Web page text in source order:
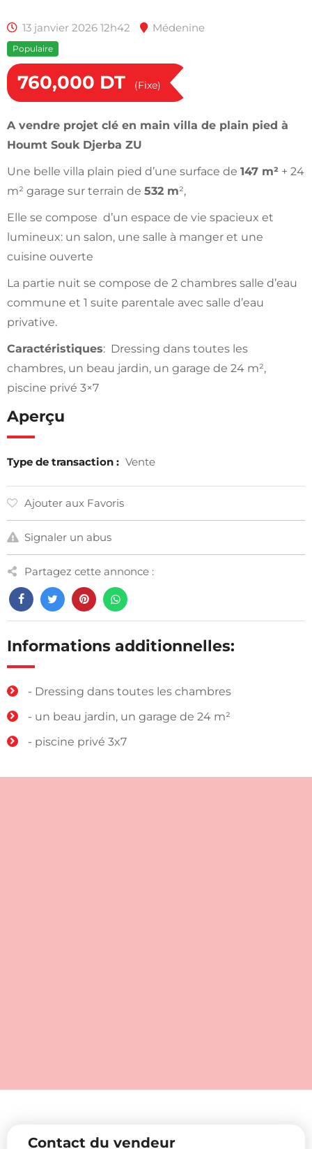
13 janvier 2026 12h42 Médenine
Populaire
760,000 DT (Fixe)
A vendre projet clé en main villa de plain pied à
Houmt Souk Djerba ZU
Une belle villa plain pied d’une surface de 147 m² + 24
m² garage sur terrain de 532 m²,
Elle se compose d’un espace de vie spacieux et
lumineux: un salon, une salle à manger et une
cuisine ouverte
La partie nuit se compose de 2 chambres salle d’eau
commune et 1 suite parentale avec salle d’eau
privative.
Caractéristiques: Dressing dans toutes les
chambres, un beau jardin, un garage de 24 m²,
piscine privé 3×7
Aperçu
Type de transaction : Vente
Ajouter aux Favoris
Signaler un abus
Partagez cette annonce :
Informations additionnelles:
- Dressing dans toutes les chambres
- un beau jardin, un garage de 24 m²
- piscine privé 3x7
Contact du vendeur